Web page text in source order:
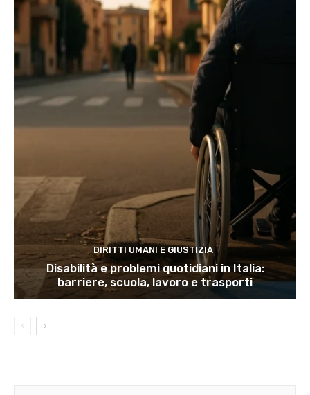
DIRITTI UMANI E GIUSTIZIA
Disabilità e problemi quotidiani in Italia:
barriere, scuola, lavoro e trasporti